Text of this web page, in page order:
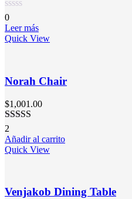
0
Leer más
Quick View
Norah Chair
$1,001.00
Valorado en
4.50de 5
2
Añadir al carrito
Quick View
Venjakob Dining Table